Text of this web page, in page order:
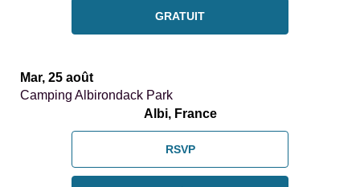
GRATUIT
Mar, 25 août
Camping Albirondack Park
Albi, France
RSVP